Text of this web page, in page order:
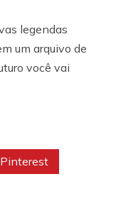
legendas
um arquivo de
você vai